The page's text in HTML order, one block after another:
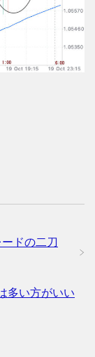
ドの二刀
多い方がいい